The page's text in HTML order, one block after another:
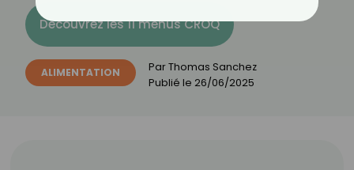
Découvrez les 11 menus CROQ
ALIMENTATION ParThomas Sanchez
Publié le 26/06/2025